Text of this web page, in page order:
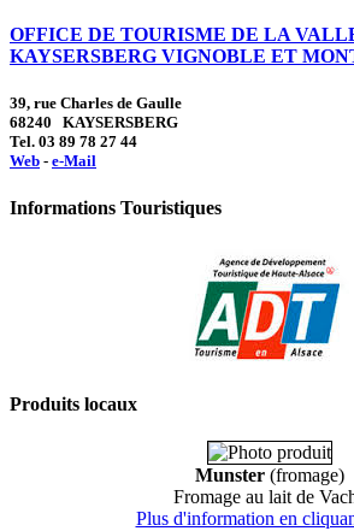
OFFICE DE TOURISME DE LA
KAYSERSBERG VIGNOBLE ET
39, rue Charles de Gaulle
68240 KAYSERSBERG
Tel. 03 89 78 27 44
Web - e-Mail
Informations Touristiques
Produits locaux
Munster (fromage)
Fromage au lait de
Plus d'information en